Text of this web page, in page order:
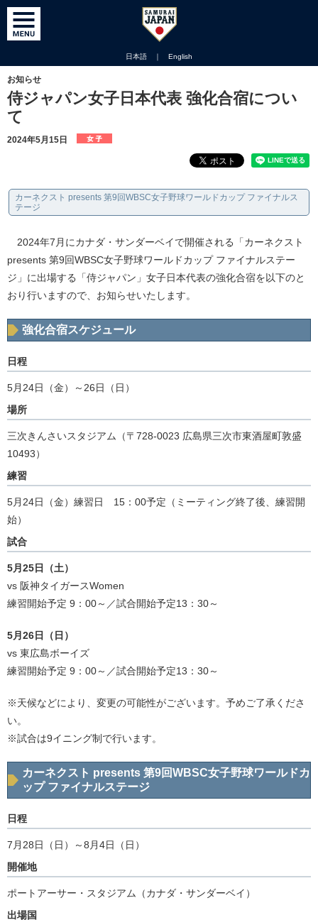
日本語 ｜ English
お知らせ
侍ジャパン女子日本代表 強化合宿につい
て
2024年5月15日
カーネクスト presents 第9回WBSC女子野球ワールドカップ ファイナルス
テージ
2024年7月にカナダ・サンダーベイで開催される「カーネクスト
presents 第9回WBSC女子野球ワールドカップ ファイナルステー
ジ」に出場する「侍ジャパン」女子日本代表の強化合宿を以下のと
おり行いますので、お知らせいたします。
強化合宿スケジュール
日程
5月24日（金）～26日（日）
場所
三次きんさいスタジアム（〒728-0023 広島県三次市東酒屋町敦盛
10493）
練習
5月24日（金）練習日 15：00予定（ミーティング終了後、練習開
始）
試合
5月25日（土）
vs 阪神タイガースWomen
練習開始予定 9：00～／試合開始予定13：30～
5月26日（日）
vs 東広島ボーイズ
練習開始予定 9：00～／試合開始予定13：30～
※天候などにより、変更の可能性がございます。予めご了承くださ
い。
※試合は9イニング制で行います。
カーネクスト presents 第9回WBSC女子野球ワールドカ
ップ ファイナルステージ
日程
7月28日（日）～8月4日（日）
開催地
ポートアーサー・スタジアム（カナダ・サンダーベイ）
出場国